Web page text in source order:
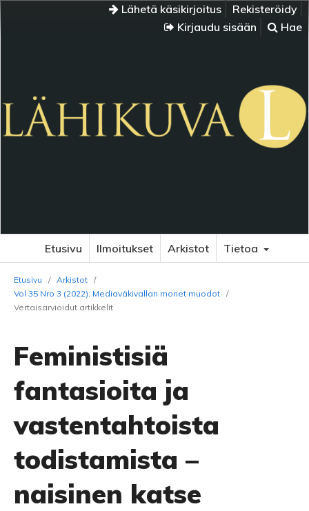
Lähetä käsikirjoitus
Rekisteröidy
Kirjaudu sisään
Hae
Etusivu Ilmoitukset Arkistot Tietoa
Etusivu / Arkistot /
Vol 35 Nro 3 (2022): Mediaväkivallan monet muodot /
Vertaisarvioidut artikkelit
Feministisiä
fantasioita ja
vastentahtoista
todistamista –
naisinen katse